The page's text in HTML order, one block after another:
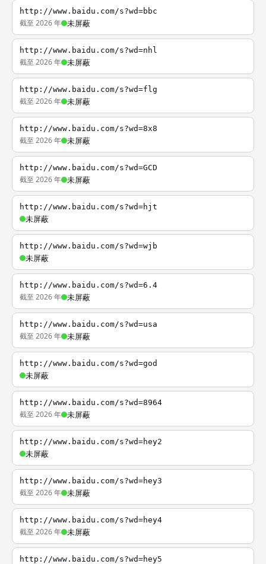
http://www.baidu.com/s?wd=bbc
截至 2026 年 未屏蔽
http://www.baidu.com/s?wd=nhl
截至 2026 年 未屏蔽
http://www.baidu.com/s?wd=flg
截至 2026 年 未屏蔽
http://www.baidu.com/s?wd=8x8
截至 2026 年 未屏蔽
http://www.baidu.com/s?wd=GCD
截至 2026 年 未屏蔽
http://www.baidu.com/s?wd=hjt
未屏蔽
http://www.baidu.com/s?wd=wjb
未屏蔽
http://www.baidu.com/s?wd=6.4
截至 2026 年 未屏蔽
http://www.baidu.com/s?wd=usa
截至 2026 年 未屏蔽
http://www.baidu.com/s?wd=god
未屏蔽
http://www.baidu.com/s?wd=8964
截至 2026 年 未屏蔽
http://www.baidu.com/s?wd=hey2
未屏蔽
http://www.baidu.com/s?wd=hey3
截至 2026 年 未屏蔽
http://www.baidu.com/s?wd=hey4
截至 2026 年 未屏蔽
http://www.baidu.com/s?wd=hey5